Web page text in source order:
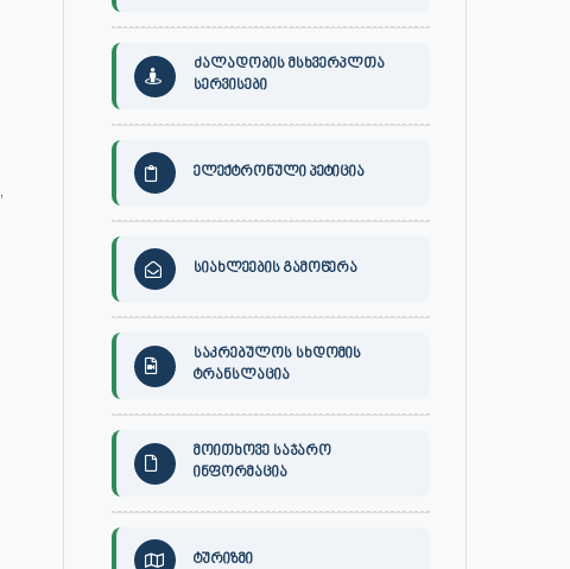
ძალადობის მსხვერპლთა
სერვისები
ელექტრონული პეტიცია
სიახლეების გამოწერა
საკრებულოს სხდომის
ტრანსლაცია
მოითხოვე საჯარო
ინფორმაცია
ტურიზმი